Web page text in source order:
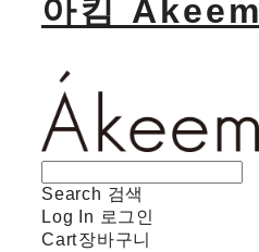
아킴 Akeem
Search 검색
Log In 로그인
Cart장바구니